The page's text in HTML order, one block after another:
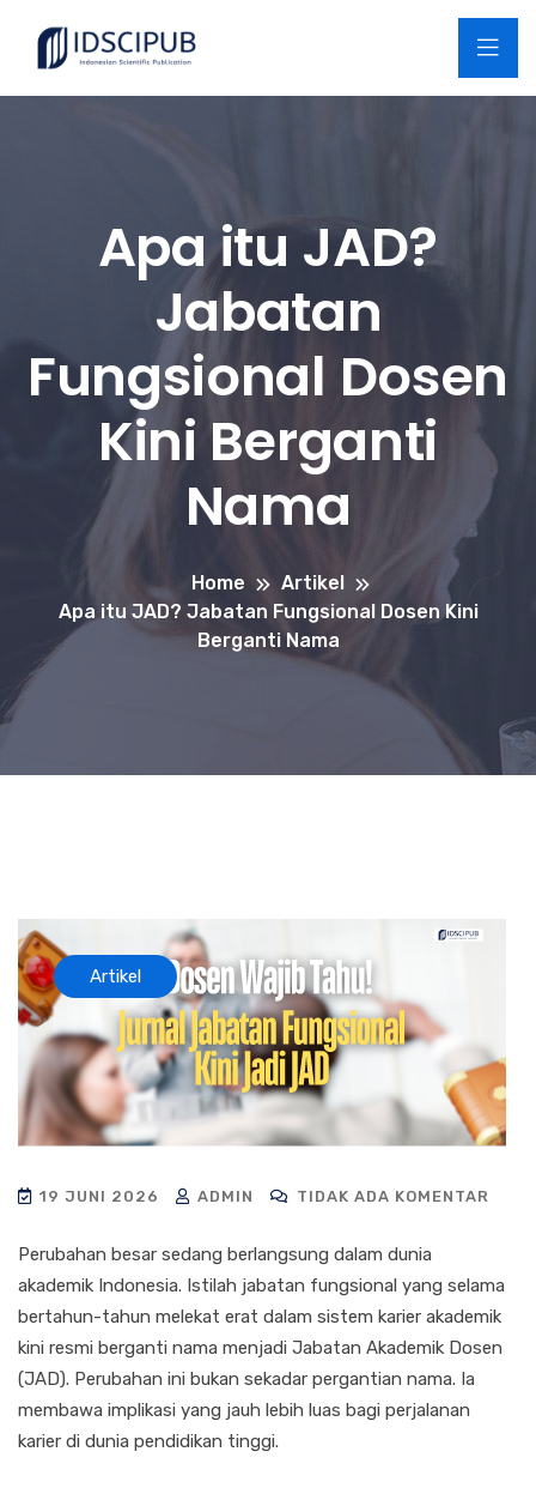
Apa itu JAD?
Jabatan
Fungsional Dosen
Kini Berganti
Nama
Home
Artikel
Apa itu JAD? Jabatan Fungsional Dosen Kini
Berganti Nama
Artikel
19 JUNI 2026 ADMIN TIDAK ADA KOMENTAR
Perubahan besar sedang berlangsung dalam dunia
akademik Indonesia. Istilah jabatan fungsional yang selama
bertahun-tahun melekat erat dalam sistem karier akademik
kini resmi berganti nama menjadi Jabatan Akademik Dosen
(JAD). Perubahan ini bukan sekadar pergantian nama. Ia
membawa implikasi yang jauh lebih luas bagi perjalanan
karier di dunia pendidikan tinggi.